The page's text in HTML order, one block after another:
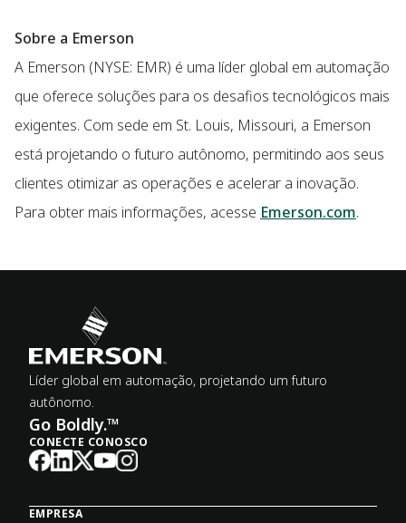
Sobre a Emerson
A Emerson (NYSE: EMR) é uma líder global em automação
que oferece soluções para os desafios tecnológicos mais
exigentes. Com sede em St. Louis, Missouri, a Emerson
está projetando o futuro autônomo, permitindo aos seus
clientes otimizar as operações e acelerar a inovação.
Para obter mais informações, acesse Emerson.com.
Líder global em automação, projetando um futuro
autônomo.
Go Boldly.™
CONECTE CONOSCO
EMPRESA